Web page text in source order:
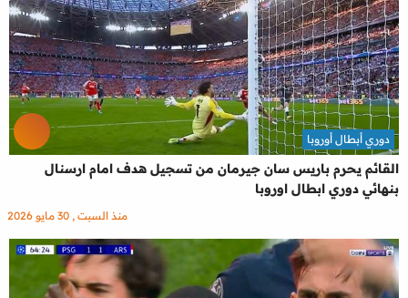
القائم يحرم باريس سان جيرمان من تسجيل هدف امام ارسنال
بنهائي دوري ابطال اوروبا
دوري أبطال أوروبا
منذ السبت , 30 مايو 2026